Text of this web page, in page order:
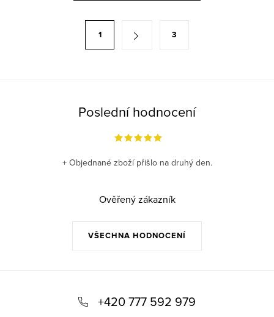
1 3
Poslední hodnocení
VŠECHNA HODNOCENÍ
+ Objednané zboží přišlo na druhý den.
Ověřený zákazník
+420 777 592 979